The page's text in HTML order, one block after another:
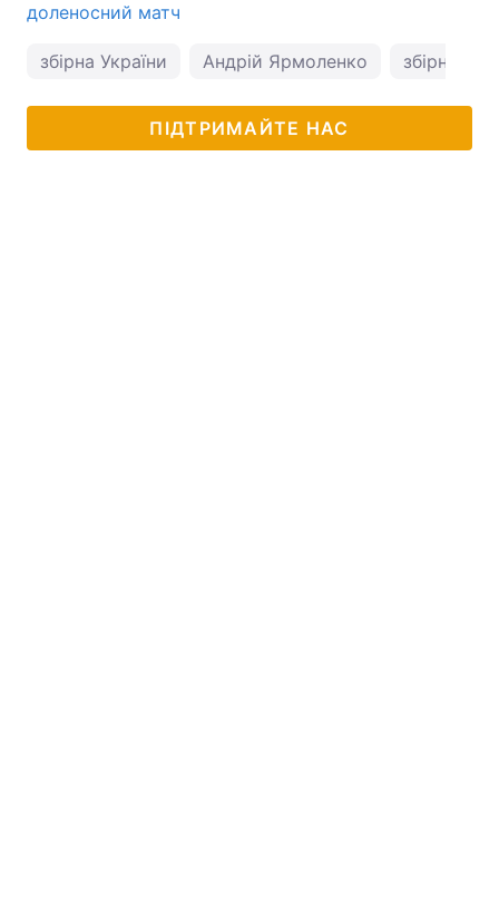
доленосний матч
збірна України Андрій Ярмоленко збірна
ПІДТРИМАЙТЕ НАС